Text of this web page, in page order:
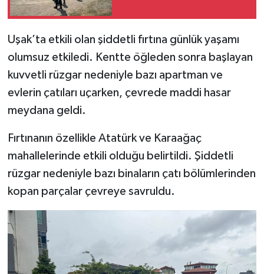
Uşak’ta etkili olan şiddetli fırtına günlük yaşamı
olumsuz etkiledi. Kentte öğleden sonra başlayan
kuvvetli rüzgar nedeniyle bazı apartman ve
evlerin çatıları uçarken, çevrede maddi hasar
meydana geldi.
Fırtınanın özellikle Atatürk ve Karaağaç
mahallelerinde etkili olduğu belirtildi. Şiddetli
rüzgar nedeniyle bazı binaların çatı bölümlerinden
kopan parçalar çevreye savruldu.
Köşe Yazıları
Kültür Sanat
Kütahya
Otomobil
Pazarlar
Politika
Resmi İlan